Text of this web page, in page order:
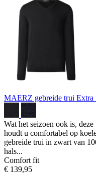
MAERZ gebreide trui Extra
Wat het seizoen ook is,
houdt u comfortabel op
gebreide trui in zwart van
hals...
Comfort fit
€ 139,95